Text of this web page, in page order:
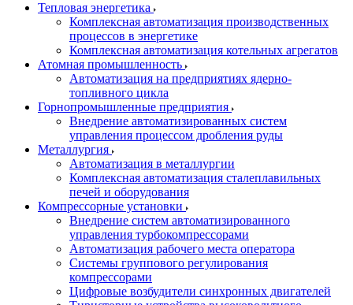
Тепловая энергетика
Комплексная автоматизация производственных
процессов в энергетике
Комплексная автоматизация котельных агрегатов
Атомная промышленность
Автоматизация на предприятиях ядерно-
топливного цикла
Горнопромышленные предприятия
Внедрение автоматизированных систем
управления процессом дробления руды
Металлургия
Автоматизация в металлургии
Комплексная автоматизация сталеплавильных
печей и оборудования
Компрессорные установки
Внедрение систем автоматизированного
управления турбокомпрессорами
Автоматизация рабочего места оператора
Системы группового регулирования
компрессорами
Цифровые возбудители синхронных двигателей